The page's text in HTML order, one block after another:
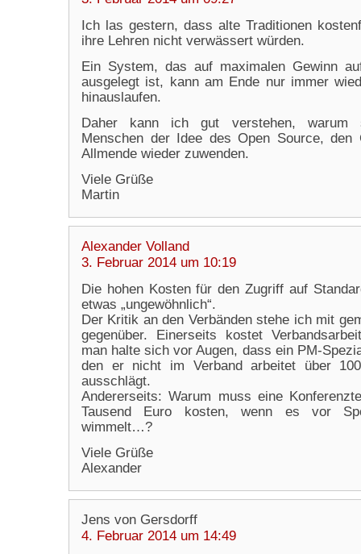
Ich las gestern, dass alte Traditionen
ihre Lehren nicht verwässert würden.
Ein System, das auf maximalen Gewinn
ausgelegt ist, kann am Ende nur immer
hinauslaufen.
Daher kann ich gut verstehen, warum
Menschen der Idee des Open Source, den
Allmende wieder zuwenden.
Viele Grüße
Martin
Alexander Volland
3. Februar 2014 um 10:19
Die hohen Kosten für den Zugriff auf
etwas „ungewöhnlich“.
Der Kritik an den Verbänden stehe ich mit
gegenüber. Einerseits kostet
man halte sich vor Augen, dass ein PM-
den er nicht im Verband arbeitet über
ausschlägt.
Andererseits: Warum muss eine
Tausend Euro kosten, wenn es vor
wimmelt…?
Viele Grüße
Alexander
Jens von Gersdorff
4. Februar 2014 um 14:49